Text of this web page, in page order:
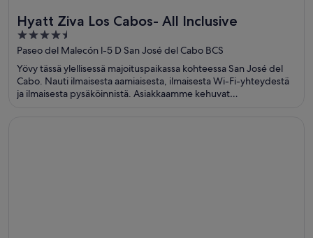
Hyatt Ziva Los Cabos- All Inclusive
4.5
out
of
5
Paseo del Malecón l-5 D San José del Cabo BCS
Yövy tässä ylellisessä majoituspaikassa kohteessa San José del
Cabo. Nauti ilmaisesta aamiaisesta, ilmaisesta Wi-Fi-yhteydestä
ja ilmaisesta pysäköinnistä. Asiakkaamme kehuvat